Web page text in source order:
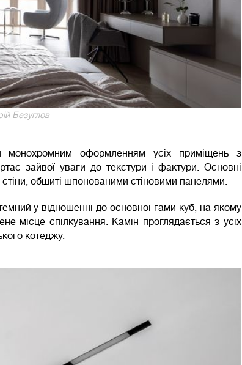
Безуглов
монохромним оформленням усіх приміщень з
зайвої уваги до текстури і фактури. Основні
стіни, обшиті шпонованими стіновими панелями.
у відношенні до основної гами куб, на якому
місце спілкування. Камін проглядається з усіх
котеджу.